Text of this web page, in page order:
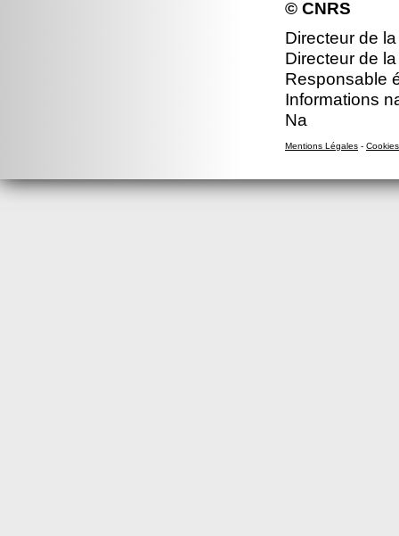
© CNRS
Directeur de
Directeur de
Responsable
Informations
Na
Mentions Légales - Cookies